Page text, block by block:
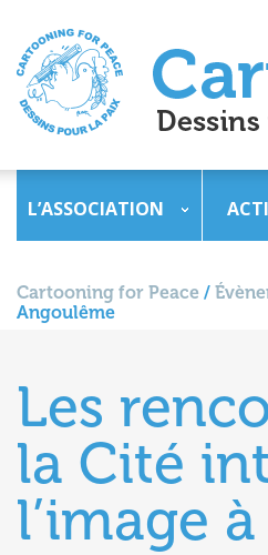
L’ASSOCIATION
Cartooning for Peace /
Angoulême
Les
la Cité
l’image